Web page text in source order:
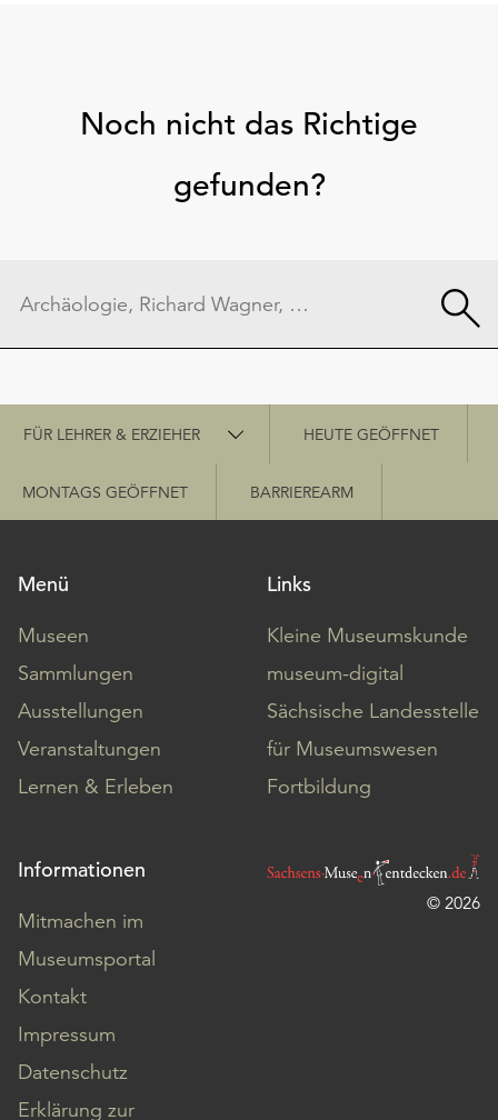
Noch nicht das Richtige
gefunden?
Schnellzugriff
FÜR LEHRER & ERZIEHER HEUTE GEÖFFNET
MONTAGS GEÖFFNET BARRIEREARM
Menü
Museen
Sammlungen
Ausstellungen
Veranstaltungen
Lernen & Erleben
Links
Kleine Museumskunde
museum-digital
Sächsische Landesstelle
für Museumswesen
Fortbildung
Informationen
Mitmachen im
Museumsportal
Kontakt
Impressum
Datenschutz
Erklärung zur
© 2026